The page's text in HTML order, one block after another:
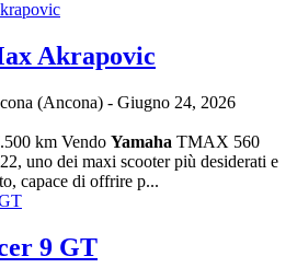
Akrapovic
(Ancona) - Giugno 24, 2026
km Vendo Yamaha TMAX 560
uno dei maxi scooter più desiderati e
capace di offrire p...
9 GT